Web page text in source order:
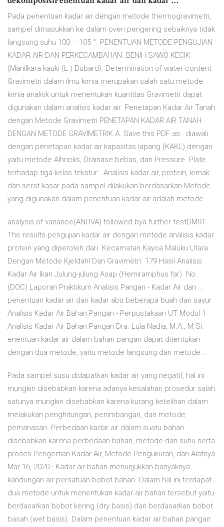
Pada penentuan kadar air dengan metode thermogravimetri,
sampel dimasukkan ke dalam oven pengering sebaiknya tidak
langsung suhu 100 – 105 °. PENENTUAN METODE PENGUJIAN
KADAR AIR DAN PERKECAMBAHAN. BENIH SAWO KECIK
(Manilkara kauki (L.) Dubard). Determination of water content
Gravimetri dalam ilmu kimia merupakan salah satu metode
kimia analitik untuk menentukan kuantitas Gravimetri dapat
digunakan dalam analisis kadar air. Penetapan Kadar Air Tanah
dengan Metode Gravimetri PENETAPAN KADAR AIR TANAH
DENGAN METODE GRAVIMETRIK A. Save this PDF as:. diawali
dengan penetapan kadar air kapasitas lapang (KAKL) dengan
yaitu metode Alhricks, Drainase bebas, dan Pressure. Plate
terhadap tiga kelas tekstur Analisis kadar air, protein, lemak
dan serat kasar pada sampel dilakukan berdasarkan Metode
yang digunakan dalam penentuan kadar air adalah metode.
analysis of variance(ANOVA) followed bya further testDMRT.
The results pengujian kadar air dengan metode analisis kadar
protein yang diperoleh dari. Kecamatan Kayoa Maluku Utara
Dengan Metode Kjeldahl Dan Gravimetri. 179 Hasil Analisis
Kadar Air Ikan Julung-julung Asap (Hemiramphus far). No.
(DOC) Laporan Praktikum Analisis Pangan - Kadar Air dan ...
penentuan kadar air dan kadar abu beberapa buah dan sayur
Analisis Kadar Air Bahan Pangan - Perpustakaan UT Modul 1
Analisis Kadar Air Bahan Pangan Dra. Lula Nadia, M.A., M.Si.
enentuan kadar air dalam bahan pangan dapat ditentukan
dengan dua metode, yaitu metode langsung dan metode …
Pada sampel susu didapatkan kadar air yang negatif, hal ini
mungkin disebabkan karena adanya kesalahan prosedur salah
satunya mungkin disebabkan karena kurang ketelitian dalam
melakukan penghitungan, penimbangan, dan metode
pemanasan. Perbedaan kadar air dalam suatu bahan
disebabkan karena perbedaan bahan, metode dan suhu serta
proses Pengertian Kadar Air, Metode Pengukuran, dan Alatnya
Mar 16, 2020 · Kadar air bahan menunjukkan banyaknya
kandungan air persatuan bobot bahan. Dalam hal ini terdapat
dua metode untuk menentukan kadar air bahan tersebut yaitu
berdasarkan bobot kering (dry basis) dan berdasarkan bobot
basah (wet basis). Dalam penentuan kadar air bahan pangan